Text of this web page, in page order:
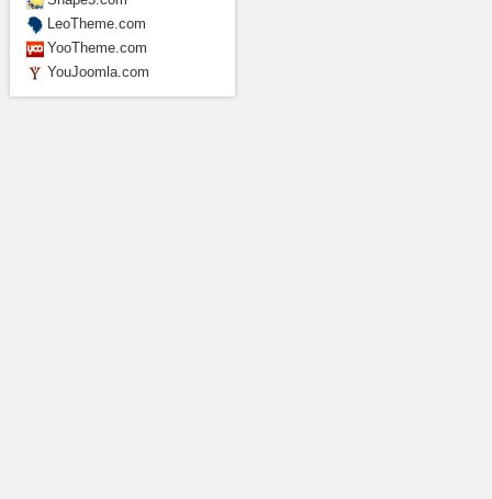
LeoTheme.com
YooTheme.com
YouJoomla.com